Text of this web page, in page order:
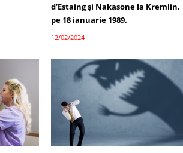
d’Estaing și Nakasone la Kremlin,
pe 18 ianuarie 1989.
12/02/2024